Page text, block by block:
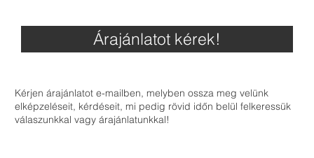
Árajánlatot kérek!
Kérjen árajánlatot e-mailben, melyben ossza meg velünk
elképzeléseit, kérdéseit, mi pedig rövid időn belül felkeressük
válaszunkkal vagy árajánlatunkkal!